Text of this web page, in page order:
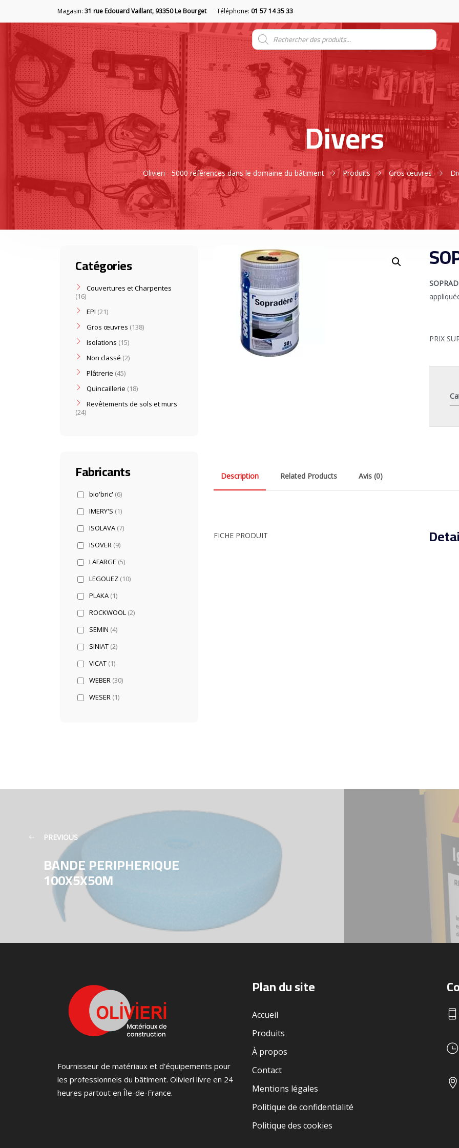
Magasin: 31 rue Edouard Vaillant, 93350 Le Bourget Téléphone: 01 57 14 35 33
Divers
Olivieri - 5000 références dans le domaine du bâtiment Produits Gros œuvres
PRIX
Description Related Products Avis (0)
FICHE PRODUIT
Catégories
Couvertures et Charpentes
16
EPI 21
Gros œuvres 138
Isolations 15
Non classé 2
Plâtrerie 45
Quincaillerie 18
Revêtements de sols et murs
24
Fabricants
bio'bric' (6)
IMERY'S (1)
ISOLAVA (7)
ISOVER (9)
LAFARGE (5)
LEGOUEZ (10)
PLAKA (1)
ROCKWOOL (2)
SEMIN (4)
SINIAT (2)
VICAT (1)
WEBER (30)
WESER (1)
PREVIOUS
BANDE PERIPHERIQUE
100X5X50M
Fournisseur de matériaux et d’équipements pour
les professionnels du bâtiment. Olivieri livre en 24
heures partout en Île-de-France.
Plan du site
Accueil
Produits
À propos
Contact
Mentions légales
Politique de confidentialité
Politique des cookies